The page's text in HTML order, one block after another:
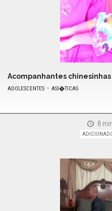
Acompanhantes
ADOLESCENTES - ASI�TICAS
8 min